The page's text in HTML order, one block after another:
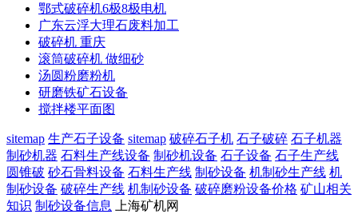
鄂式破碎机6极8极电机
广东云浮大理石废料加工
破碎机 重庆
滚筒破碎机 做细砂
汤圆粉磨粉机
研磨铁矿石设备
搅拌楼平面图
sitemap 生产石子设备 sitemap 破碎石子机 石子破碎 石子机器
制砂机器 石料生产线设备 制砂机设备 石子设备 石子生产线
圆锥破 砂石骨料设备 石料生产线 制砂设备 机制砂生产线 机
制砂设备 破碎生产线 机制砂设备 破碎磨粉设备价格 矿山相关
知识 制砂设备信息 上海矿机网